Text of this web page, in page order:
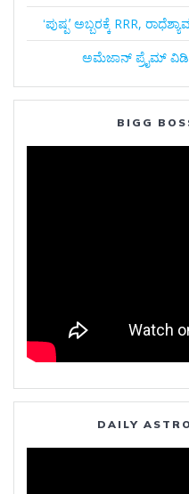
ʻಪುಷ್ಪʼ ಅಬ್ಬರಕ್ಕೆ RRR,
ಅಮೆಜಾನ್‌ ಪ್ರೈಮ್‌
BIGG
DAILY